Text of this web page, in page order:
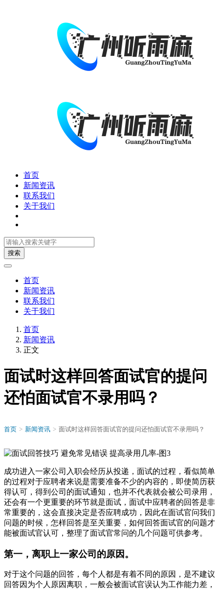
首页
新闻资讯
联系我们
关于我们
搜索
首页
新闻资讯
联系我们
关于我们
首页
新闻资讯
正文
面试时这样回答面试官的提问
还怕面试官不录用吗？
首页 > 新闻资讯 > 面试时这样回答面试官的提问还怕面试官不录用吗？
成功进入一家公司入职会经历从投递，面试的过程，看似简单
的过程对于应聘者来说是需要准备不少的内容的，即使简历获
得认可，得到公司的面试通知，也并不代表就会被公司录用，
还会有一个更重要的环节就是面试，面试中应聘者的回答是非
常重要的，这会直接决定是否应聘成功，因此在面试官问我们
问题的时候，怎样回答是至关重要，如何回答面试官的问题才
能被面试官认可，整理了面试官常问的几个问题可供参考。
第一，离职上一家公司的原因。
对于这个问题的回答，每个人都是有着不同的原因，是不建议
回答因为个人原因离职，一般会被面试官误认为工作能力差，